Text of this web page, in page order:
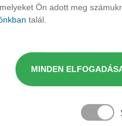
Ön adott meg
talál.
MINDEN
Navigáció